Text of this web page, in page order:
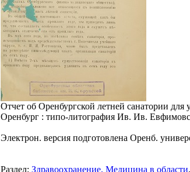
Отчет об Оренбургской летней санатории для
Оренбург : типо-литография Ив. Ив.
Электрон. версия подготовлена Оренб.
Раздел: Здравоохранение. Медицина в области.